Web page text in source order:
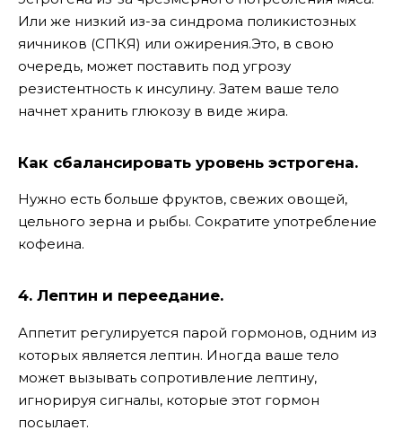
Или же низкий из-за синдрома поликистозных
яичников (СПКЯ) или ожирения.Это, в свою
очередь, может поставить под угрозу
резистентность к инсулину. Затем ваше тело
начнет хранить глюкозу в виде жира.
Как сбалансировать уровень эстрогена.
Нужно есть больше фруктов, свежих овощей,
цельного зерна и рыбы. Сократите употребление
кофеина.
4. Лептин и переедание.
Аппетит регулируется парой гормонов, одним из
которых является лептин. Иногда ваше тело
может вызывать сопротивление лептину,
игнорируя сигналы, которые этот гормон
посылает.